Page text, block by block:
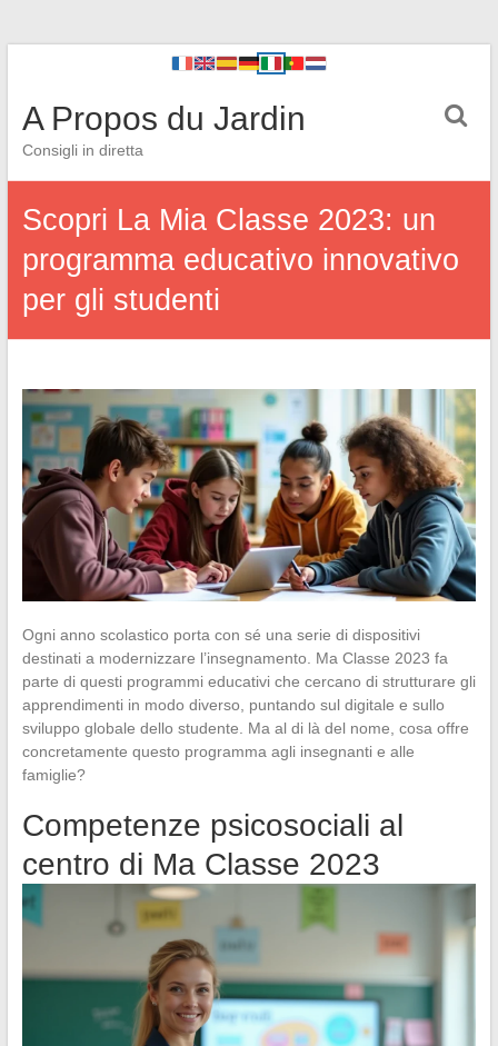
A Propos du Jardin
Consigli in diretta
Scopri La Mia Classe 2023: un
programma educativo innovativo
per gli studenti
Ogni anno scolastico porta con sé una serie di dispositivi
destinati a modernizzare l’insegnamento. Ma Classe 2023 fa
parte di questi programmi educativi che cercano di strutturare gli
apprendimenti in modo diverso, puntando sul digitale e sullo
sviluppo globale dello studente. Ma al di là del nome, cosa offre
concretamente questo programma agli insegnanti e alle
famiglie?
Competenze psicosociali al
centro di Ma Classe 2023